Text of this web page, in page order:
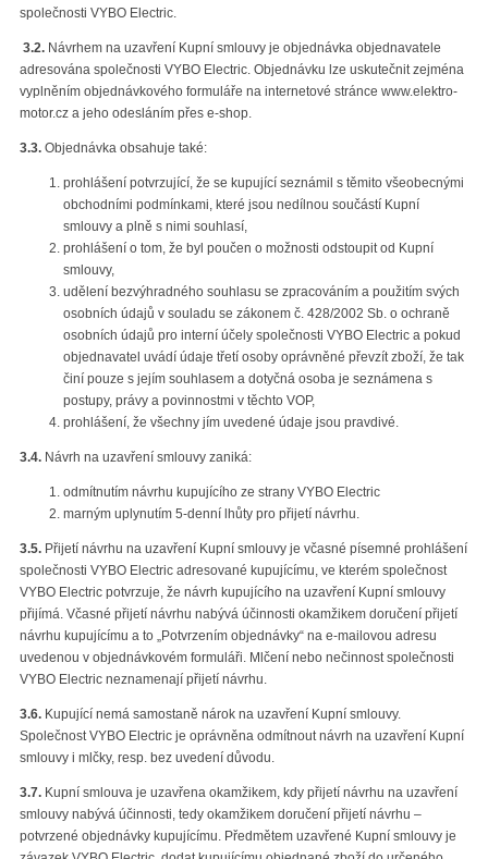
společnosti VYBO Electric.
3.2. Návrhem na uzavření Kupní smlouvy je objednávka objednavatele
adresována společnosti VYBO Electric. Objednávku lze uskutečnit zejména
vyplněním objednávkového formuláře na internetové stránce www.elektro-
motor.cz a jeho odesláním přes e-shop.
3.3. Objednávka obsahuje také:
prohlášení potvrzující, že se kupující seznámil s těmito všeobecnými
obchodními podmínkami, které jsou nedílnou součástí Kupní
smlouvy a plně s nimi souhlasí,
prohlášení o tom, že byl poučen o možnosti odstoupit od Kupní
smlouvy,
udělení bezvýhradného souhlasu se zpracováním a použitím svých
osobních údajů v souladu se zákonem č. 428/2002 Sb. o ochraně
osobních údajů pro interní účely společnosti VYBO Electric a pokud
objednavatel uvádí údaje třetí osoby oprávněné převzít zboží, že tak
činí pouze s jejím souhlasem a dotyčná osoba je seznámena s
postupy, právy a povinnostmi v těchto VOP,
prohlášení, že všechny jím uvedené údaje jsou pravdivé.
3.4. Návrh na uzavření smlouvy zaniká:
odmítnutím návrhu kupujícího ze strany VYBO Electric
marným uplynutím 5-denní lhůty pro přijetí návrhu.
3.5. Přijetí návrhu na uzavření Kupní smlouvy je včasné písemné prohlášení
společnosti VYBO Electric adresované kupujícímu, ve kterém společnost
VYBO Electric potvrzuje, že návrh kupujícího na uzavření Kupní smlouvy
přijímá. Včasné přijetí návrhu nabývá účinnosti okamžikem doručení přijetí
návrhu kupujícímu a to „Potvrzením objednávky“ na e-mailovou adresu
uvedenou v objednávkovém formuláři. Mlčení nebo nečinnost společnosti
VYBO Electric neznamenají přijetí návrhu.
3.6. Kupující nemá samostaně nárok na uzavření Kupní smlouvy.
Společnost VYBO Electric je oprávněna odmítnout návrh na uzavření Kupní
smlouvy i mlčky, resp. bez uvedení důvodu.
3.7. Kupní smlouva je uzavřena okamžikem, kdy přijetí návrhu na uzavření
smlouvy nabývá účinnosti, tedy okamžikem doručení přijetí návrhu –
potvrzené objednávky kupujícímu. Předmětem uzavřené Kupní smlouvy je